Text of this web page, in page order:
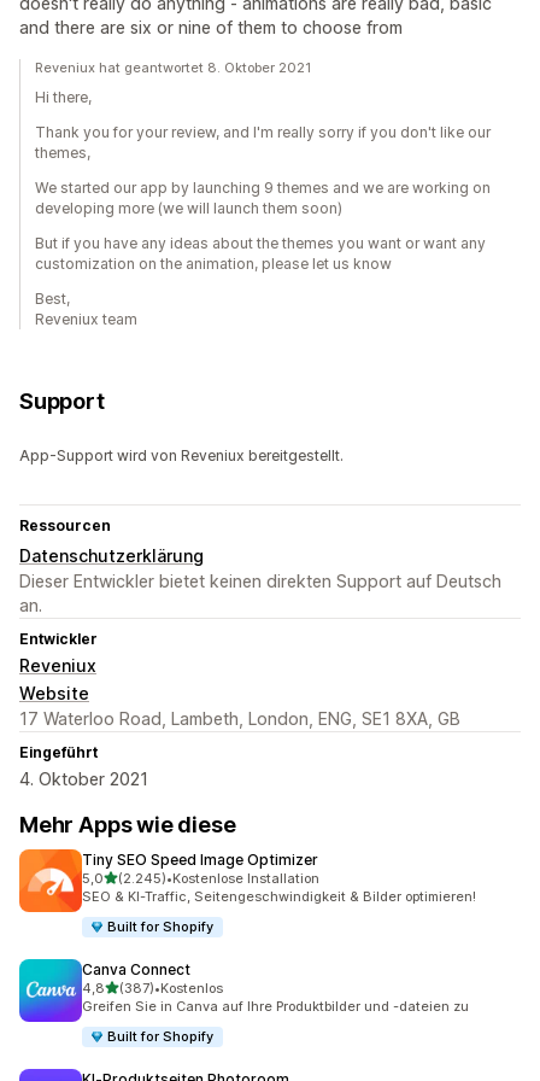
and there are six or nine of them to choose from
Reveniux hat geantwortet 8. Oktober 2021
Hi there,
Thank you for your review, and I'm really sorry if you don't like our
themes,
We started our app by launching 9 themes and we are working on
developing more (we will launch them soon)
But if you have any ideas about the themes you want or want any
customization on the animation, please let us know
Best,
Reveniux team
Support
App-Support wird von Reveniux bereitgestellt.
Ressourcen
Datenschutzerklärung
Dieser Entwickler bietet keinen direkten Support auf Deutsch
an.
Entwickler
Reveniux
Website
17 Waterloo Road, Lambeth, London, ENG, SE1 8XA, GB
Eingeführt
4. Oktober 2021
Mehr Apps wie diese
Tiny SEO Speed Image Optimizer
5,0von 5 Sternen
(2.245)
2245 Rezensionen insgesamt
•Kostenlose Installation
SEO & KI-Traffic, Seitengeschwindigkeit & Bilder optimieren!
Built for Shopify
Canva Connect
4,8von 5 Sternen
(387)
387 Rezensionen insgesamt
•Kostenlos
Greifen Sie in Canva auf Ihre Produktbilder und -dateien zu
Built for Shopify